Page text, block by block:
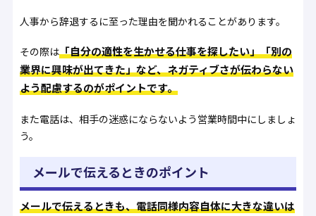
人事から辞退するに至った理由を聞かれることがあります。
その際は「自分の適性を生かせる仕事を探したい」「別の
業界に興味が出てきた」など、ネガティブさが伝わらない
よう配慮するのがポイントです。
また電話は、相手の迷惑にならないよう営業時間中にしましょ
う。
メールで伝えるときのポイント
メールで伝えるときも、電話同様内容自体に大きな違いは